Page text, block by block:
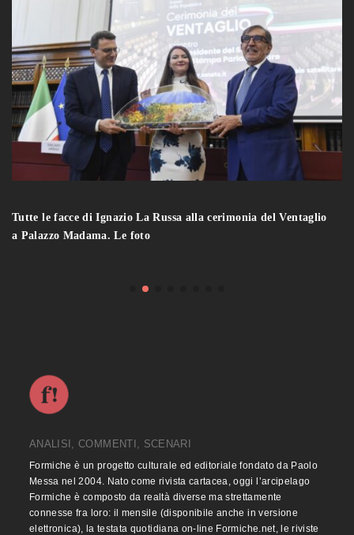
Tutte le facce di Ignazio La Russa alla cerimonia del Ventaglio
a Palazzo Madama. Le foto
ANALISI, COMMENTI, SCENARI
Formiche è un progetto culturale ed editoriale fondato da Paolo
Messa nel 2004. Nato come rivista cartacea, oggi l’arcipelago
Formiche è composto da realtà diverse ma strettamente
connesse fra loro: il mensile (disponibile anche in versione
elettronica), la testata quotidiana on-line Formiche.net, le riviste